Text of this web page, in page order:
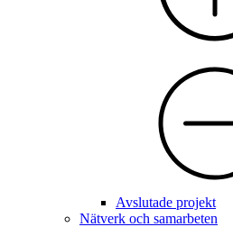
Avslutade projekt
Nätverk och samarbeten